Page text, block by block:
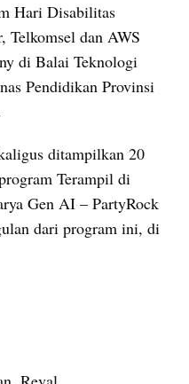
Hari Disabilitas
Telkomsel dan AWS
di Balai Teknologi
Pendidikan Provinsi
ditampilkan 20
Terampil di
Gen AI – PartyRock
dari program ini, di